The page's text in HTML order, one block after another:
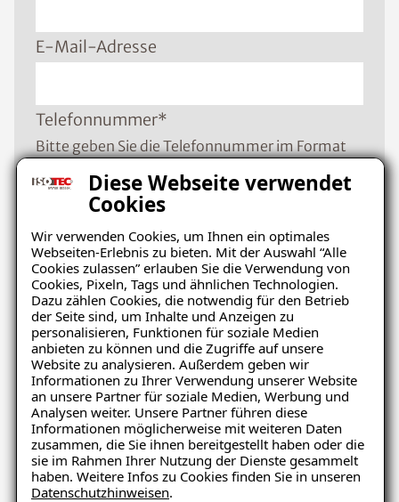
Diese Webseite verwendet
Cookies
Wir verwenden Cookies, um Ihnen ein optimales
Webseiten-Erlebnis zu bieten. Mit der Auswahl “Alle
Cookies zulassen” erlauben Sie die Verwendung von
Cookies, Pixeln, Tags und ähnlichen Technologien.
Dazu zählen Cookies, die notwendig für den Betrieb
der Seite sind, um Inhalte und Anzeigen zu
personalisieren, Funktionen für soziale Medien
anbieten zu können und die Zugriffe auf unsere
Website zu analysieren. Außerdem geben wir
Informationen zu Ihrer Verwendung unserer Website
an unsere Partner für soziale Medien, Werbung und
Analysen weiter. Unsere Partner führen diese
Informationen möglicherweise mit weiteren Daten
zusammen, die Sie ihnen bereitgestellt haben oder die
sie im Rahmen Ihrer Nutzung der Dienste gesammelt
haben. Weitere Infos zu Cookies finden Sie in unseren
Datenschutzhinweisen.
E-Mail-Adresse
Telefonnummer*
Bitte geben Sie die Telefonnummer im Format
PLZ*
Ort*
Schaden
Nachricht